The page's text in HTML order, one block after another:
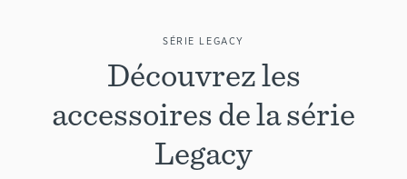
SÉRIE LEGACY
Découvrez les
accessoires de la série
Legacy